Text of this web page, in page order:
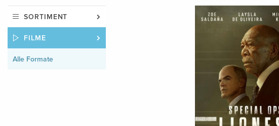
SORTIMENT
FILME
Alle Formate